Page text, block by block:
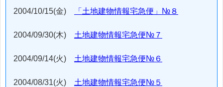
2004/10/15(金) 「土地建物情報宅急便」№８
2004/09/30(木) 土地建物情報宅急便№７
2004/09/14(火) 土地建物情報宅急便№６
2004/08/31(火) 土地建物情報宅急便№５